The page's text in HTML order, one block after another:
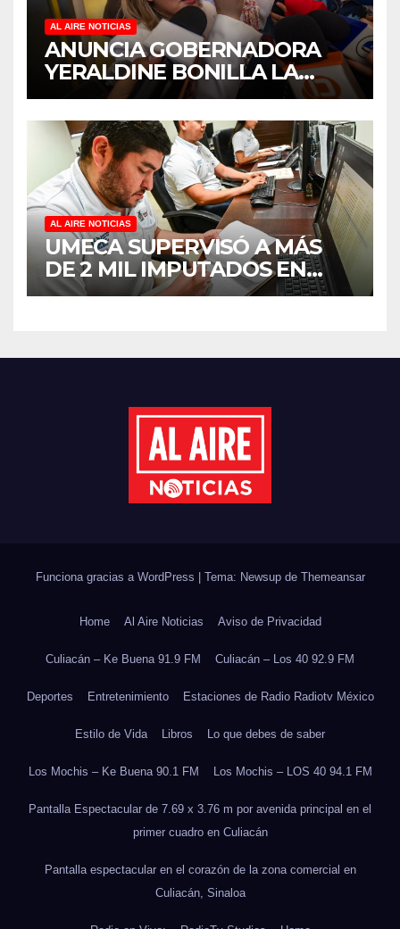
AL AIRE NOTICIAS
ANUNCIA GOBERNADORA
YERALDINE BONILLA LA
REAPERTURA DEL
PROGRAMA “PONTE AL
CORRIENTE” PARA APOYAR
LA ECONOMÍA FAMILIAR EN
SINALOA
AL AIRE NOTICIAS
UMECA SUPERVISÓ A MÁS
DE 2 MIL IMPUTADOS EN
SINALOA DURANTE EL
Funciona gracias a WordPress Tema: Newsup de Themeansar
Home Al Aire Noticias Aviso de Privacidad
Culiacán – Ke Buena 91.9 FM Culiacán – Los 40 92.9 FM
Deportes Entretenimiento Estaciones de Radio Radiotv México
Estilo de Vida Libros Lo que debes de saber
Los Mochis – Ke Buena 90.1 FM Los Mochis – LOS 40 94.1 FM
Pantalla Espectacular de 7.69 x 3.76 m por avenida principal en el
primer cuadro en Culiacán
Pantalla espectacular en el corazón de la zona comercial en
Culiacán, Sinaloa